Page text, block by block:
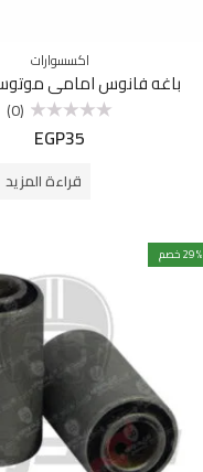
اكسسوارات
باغه فانوس امامي
التقييم
(0)
EGP35
قراءة المزيد
29% خصم